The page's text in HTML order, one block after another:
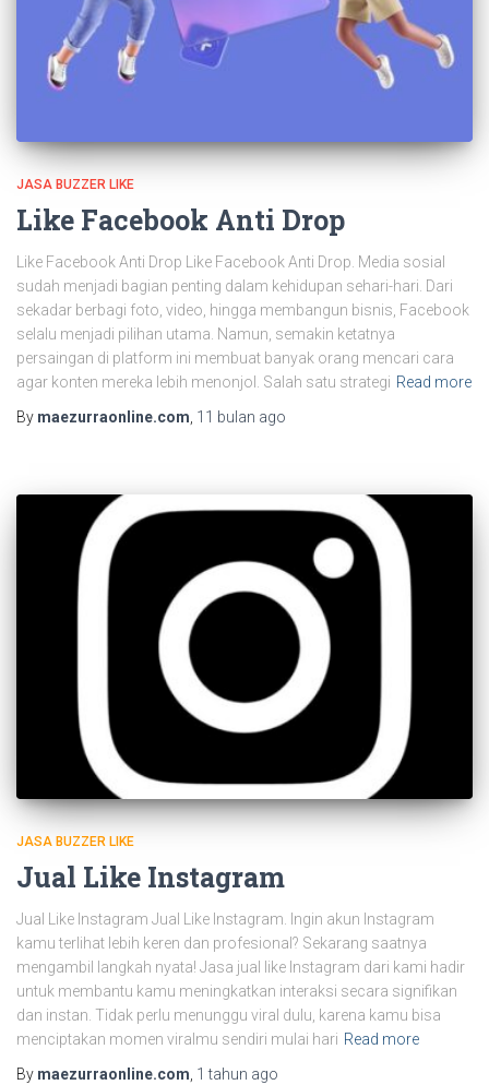
JASA BUZZER LIKE
Like Facebook Anti Drop
Like Facebook Anti Drop Like Facebook Anti Drop. Media sosial
sudah menjadi bagian penting dalam kehidupan sehari-hari. Dari
sekadar berbagi foto, video, hingga membangun bisnis, Facebook
selalu menjadi pilihan utama. Namun, semakin ketatnya
persaingan di platform ini membuat banyak orang mencari cara
agar konten mereka lebih menonjol. Salah satu strategi Read more
By maezurraonline.com 11 bulan ago
JASA BUZZER LIKE
Jual Like Instagram
Jual Like Instagram Jual Like Instagram. Ingin akun Instagram
kamu terlihat lebih keren dan profesional? Sekarang saatnya
mengambil langkah nyata! Jasa jual like Instagram dari kami hadir
untuk membantu kamu meningkatkan interaksi secara signifikan
dan instan. Tidak perlu menunggu viral dulu, karena kamu bisa
menciptakan momen viralmu sendiri mulai hari Read more
By maezurraonline.com 1 tahun ago